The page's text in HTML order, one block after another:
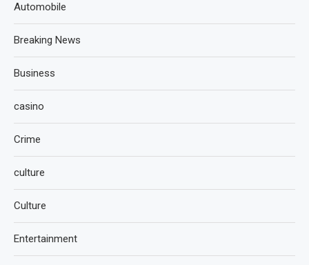
Automobile
Breaking News
Business
casino
Crime
culture
Culture
Entertainment